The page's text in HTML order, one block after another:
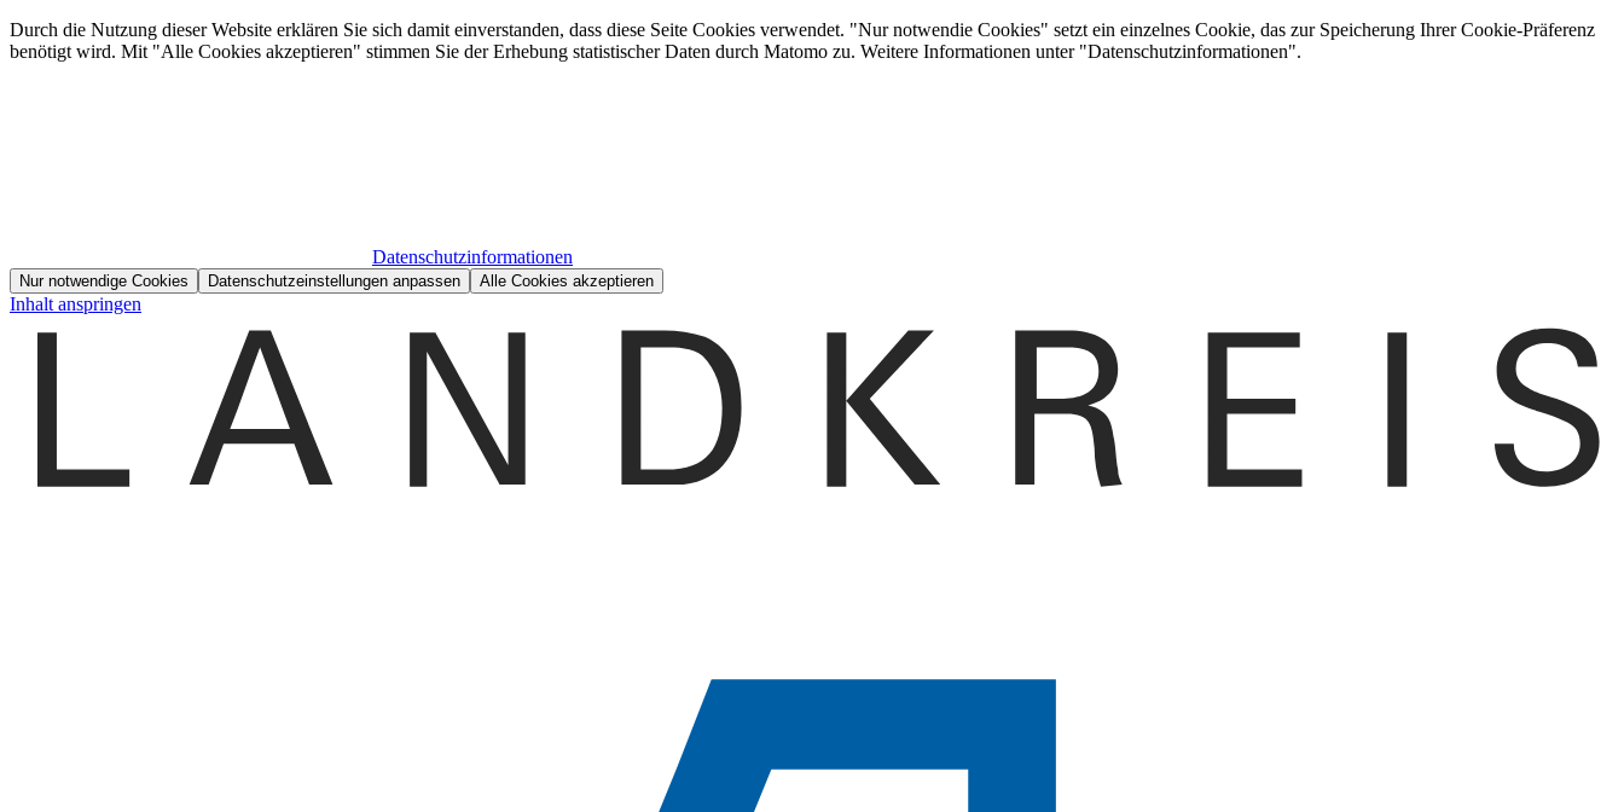
Durch die Nutzung dieser Website erklären Sie sich damit einverstanden, dass diese Seite Cookies verwendet. "Nur notwendie Cookies" setzt ein einzelnes Cookie, das zur Speicherung Ihrer Cookie-Präferenz
benötigt wird. Mit "Alle Cookies akzeptieren" stimmen Sie der Erhebung statistischer Daten durch Matomo zu. Weitere Informationen unter "Datenschutzinformationen".
Datenschutzinformationen
Nur notwendige Cookies Datenschutzeinstellungen anpassen Alle Cookies akzeptieren
Inhalt anspringen